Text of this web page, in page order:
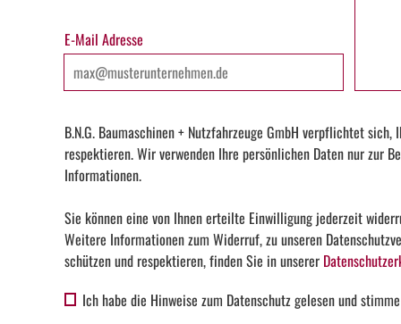
E-Mail Adresse
B.N.G. Baumaschinen + Nutzfahrzeuge GmbH verpflichtet
respektieren. Wir verwenden Ihre persönlichen Daten nur zur
Informationen.
Sie können eine von Ihnen erteilte Einwilligung jederzeit
Weitere Informationen zum Widerruf, zu unseren
schützen und respektieren, finden Sie in unserer
Ich habe die Hinweise zum Datenschutz gelesen und